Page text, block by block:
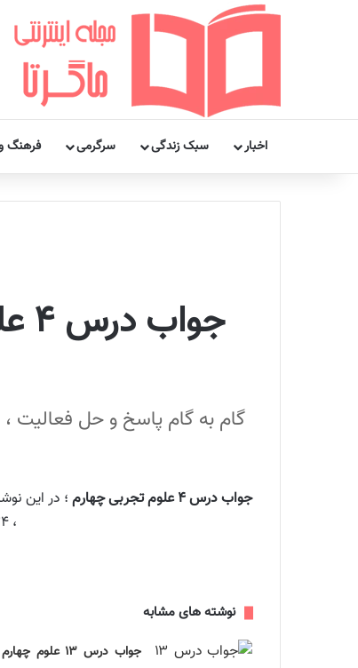
اخبار سبک زندگی سرگرمی فرهنگ
جواب درس ۴ علوم تجربی چهارم ؛ در این
، ۳۴ و ۳۵ فصل ۴ علوم
نوشته های مشابه
جواب درس ۱۳